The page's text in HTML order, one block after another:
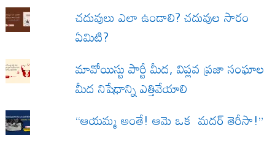
చదువులు ఎలా ఉండాలి? చదువుల సారం
ఏమిటి?
మావోయిస్టు పార్టీ మీద, విప్లవ ప్రజా సంఘాల
మీద నిషేధాన్ని ఎత్తివేయాలి
“ఆయమ్మ అంతే! ఆమె ఒక మదర్ తెరీసా!”